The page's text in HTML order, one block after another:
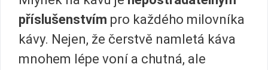
příslušenstvím pro každého milovníka
kávy. Nejen, že čerstvě namletá káva
mnohem lépe voní a chutná, ale